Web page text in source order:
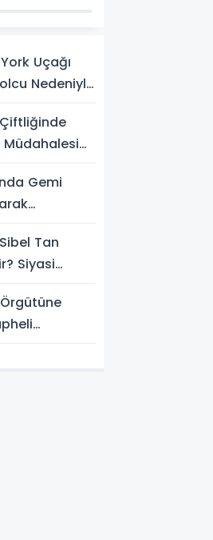
Uçağı
Nedeniyle
Müdahalesi
Gemi
Tan
Siyasi